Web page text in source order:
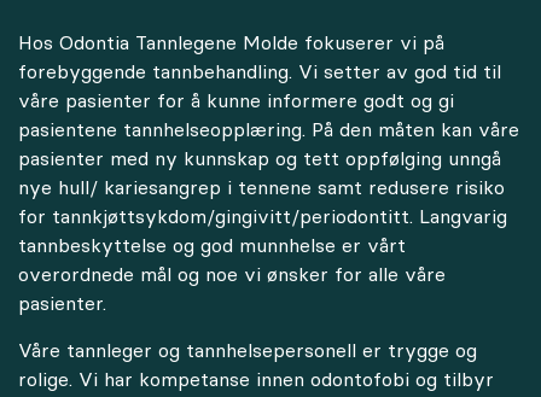
Hos Odontia Tannlegene Molde fokuserer vi på
forebyggende tannbehandling. Vi setter av god tid til
våre pasienter for å kunne informere godt og gi
pasientene tannhelseopplæring. På den måten kan våre
pasienter med ny kunnskap og tett oppfølging unngå
nye hull/ kariesangrep i tennene samt redusere risiko
for tannkjøttsykdom/gingivitt/periodontitt. Langvarig
tannbeskyttelse og god munnhelse er vårt
overordnede mål og noe vi ønsker for alle våre
pasienter.
Våre tannleger og tannhelsepersonell er trygge og
rolige. Vi har kompetanse innen odontofobi og tilbyr